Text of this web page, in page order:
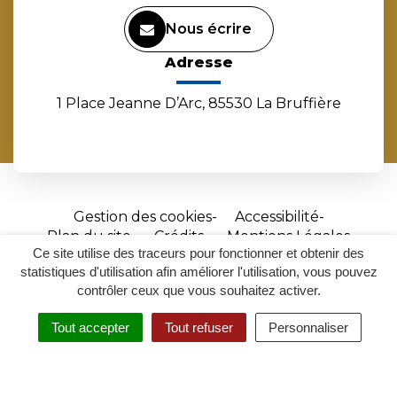
Ce site utilise des traceurs pour fonctionner et obtenir des
statistiques d'utilisation afin améliorer l'utilisation, vous pouvez
contrôler ceux que vous souhaitez activer.
Tout accepter Tout refuser Personnaliser
RECHERCHER
ACCESSIBILITÉ
Nous écrire
Adresse
1 Place Jeanne D’Arc, 85530 La Bruffière
Gestion des cookies
Accessibilité
Plan du site
Crédits
Mentions Légales
Site
réalisé
par
Inovagora